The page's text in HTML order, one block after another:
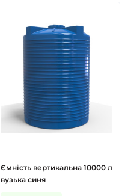
Ємність вертикальна 10000 л
вузька синя